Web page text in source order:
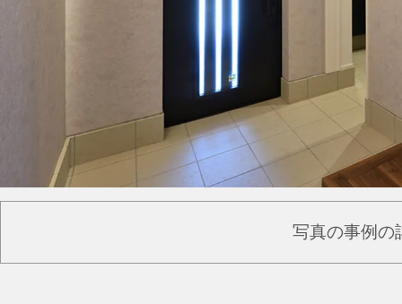
写真の事例の